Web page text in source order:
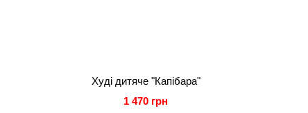
Худі дитяче "Капібара"
1 470 грн